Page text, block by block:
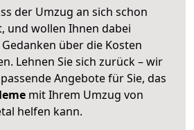
der Umzug an sich schon
und wollen Ihnen dabei
über die Kosten
Lehnen Sie sich zurück – wir
Angebote für Sie, das
mit Ihrem Umzug von
helfen kann.